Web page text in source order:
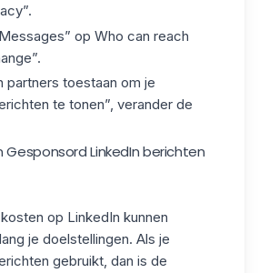
op Who can reach
partners toestaan om je
te tonen”, verander de
LinkedIn berichten
op LinkedIn kunnen
je doelstellingen. Als je
gebruikt, dan is de